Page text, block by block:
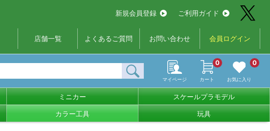
新規会員登録 ご利用ガイド
店舗一覧 よくあるご質問 お問い合わせ 会員ログイン
マイページ カート
0
お気に入り
0
ミニカー スケールプラモデル
カラー工具 玩具